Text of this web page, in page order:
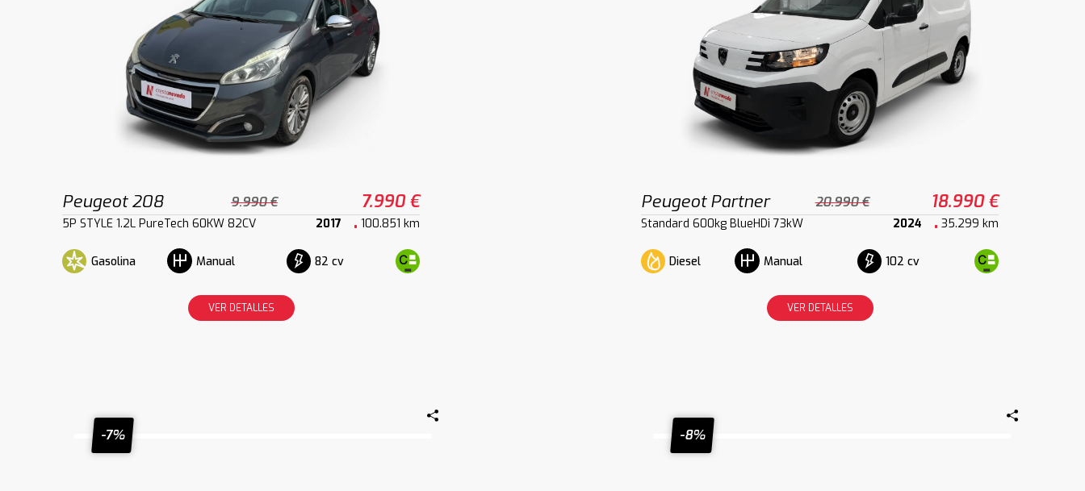
Peugeot 208 9.990 € 7.990 €
5P STYLE 1.2L PureTech 60KW 82CV 2017 100.851 km
Gasolina Manual 82 cv
VER DETALLES
Peugeot Partner 20.990 € 18.990 €
Standard 600kg BlueHDi 73kW 2024 35.299 km
Diesel Manual 102 cv
VER DETALLES
-7% -8%